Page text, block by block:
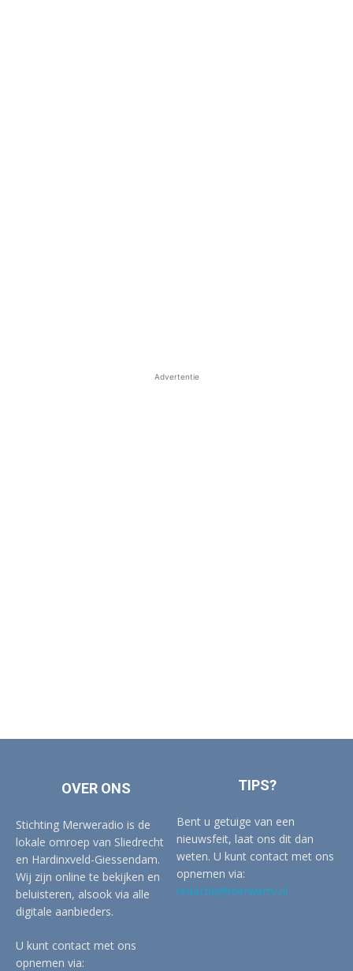
Advertentie
OVER ONS
Stichting Merweradio is de
lokale omroep van Sliedrecht
en Hardinxveld-Giessendam.
Wij zijn online te bekijken en
beluisteren, alsook via alle
digitale aanbieders.
U kunt contact met ons
opnemen via:
TIPS?
Bent u getuige van een
nieuwsfeit, laat ons dit dan
weten. U kunt contact met ons
opnemen via:
redactie@merwertv.nl